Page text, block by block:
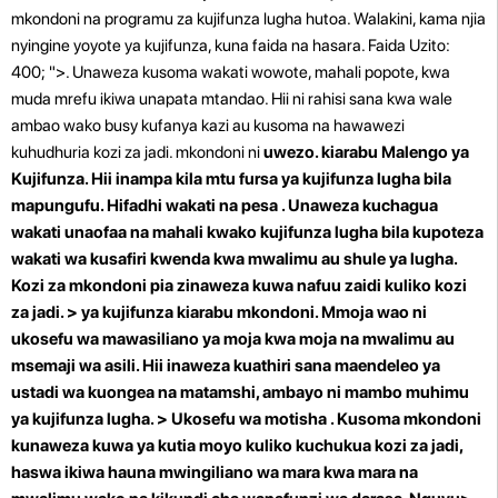
mkondoni na programu za kujifunza lugha hutoa. Walakini, kama njia
nyingine yoyote ya kujifunza, kuna faida na hasara. Faida Uzito:
400; ">. Unaweza kusoma wakati wowote, mahali popote, kwa
muda mrefu ikiwa unapata mtandao. Hii ni rahisi sana kwa wale
ambao wako busy kufanya kazi au kusoma na hawawezi
kuhudhuria kozi za jadi. mkondoni niuwezo. kiarabu Malengo ya
Kujifunza. Hii inampa kila mtu fursa ya kujifunza lugha bila
mapungufu.Hifadhi wakati na pesa . Unaweza kuchagua
wakati unaofaa na mahali kwako kujifunza lugha bila kupoteza
wakati wa kusafiri kwenda kwa mwalimu au shule ya lugha.
Kozi za mkondoni pia zinaweza kuwa nafuu zaidi kuliko kozi
za jadi. > ya kujifunza kiarabu mkondoni. Mmoja wao ni
ukosefu wa mawasiliano ya moja kwa mojana mwalimu au
msemaji wa asili. Hii inaweza kuathiri sana maendeleo ya
ustadi wa kuongea na matamshi, ambayo ni mambo muhimu
ya kujifunza lugha. > Ukosefu wa motisha . Kusoma mkondoni
kunaweza kuwa ya kutia moyo kuliko kuchukua kozi za jadi,
haswa ikiwa hauna mwingiliano wa mara kwa mara na